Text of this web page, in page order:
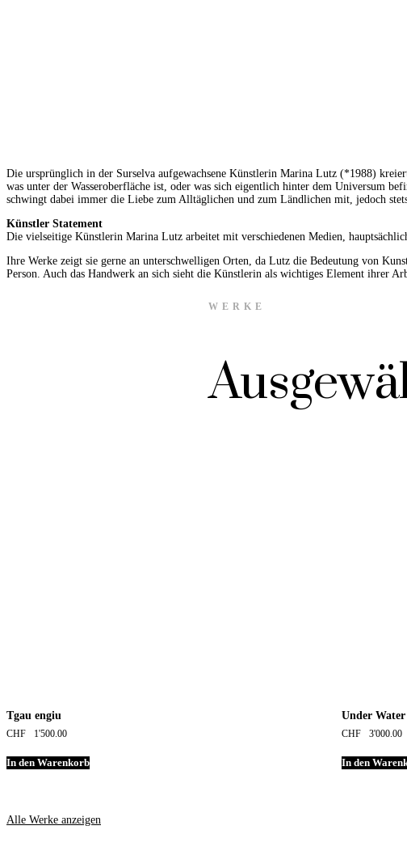
Die ursprünglich in der Surselva aufgewachsene Künstlerin Marina Lutz (*1988)
was unter der Wasseroberfläche ist, oder was sich eigentlich hinter dem Universum
schwingt dabei immer die Liebe zum Alltäglichen und zum Ländlichen mit, jedoch
Künstler Statement
Die vielseitige Künstlerin Marina Lutz arbeitet mit verschiedenen Medien,
Ihre Werke zeigt sie gerne an unterschwelligen Orten, da Lutz die Bedeutung von
Person. Auch das Handwerk an sich sieht die Künstlerin als wichtiges Element ihrer
WERKE
Tgau engiu
CHF 1'500.00
In den Warenkorb
Under Water
CHF 3'000.00
In den
Alle Werke anzeigen